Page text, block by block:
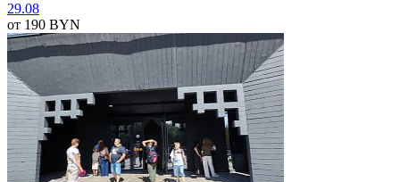
29.08
от 190 BYN